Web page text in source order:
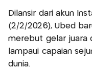
Dilansir dari akun
(2/2/2026), Ubed
merebut gelar juara
lampaui capaian
dunia.